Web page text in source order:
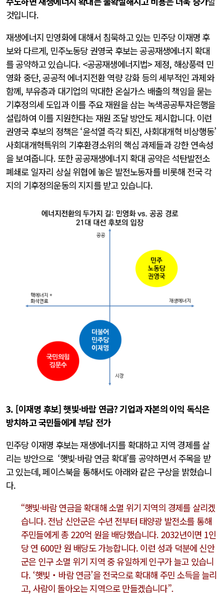
것입니다.
재생에너지 민영화에 대해서 침묵하고 있는 민주당 이재명 후
보와 다르게, 민주노동당 권영국 후보는 공공재생에너지 확대
를 공약하고 있습니다. <공공재생에너지법> 제정, 해상풍력 민
영화 중단, 공공적 에너지전환 역량 강화 등의 세부적인 과제와
함께, 부유층과 대기업의 막대한 온실가스 배출의 책임을 묻는
기후정의세 도입과 이를 주요 재원을 삼는 녹색공공투자은행을
설립하여 이를 지원한다는 재원 조달 방안도 제시합니다. 이런
권영국 후보의 정책은 ‘윤석열 즉각 퇴진, 사회대개혁 비상행동’
사회대개혁특위의 기후환경소위의 핵심 과제들과 강한 연속성
을 보여줍니다. 또한 공공재생에너지 확대 공약은 석탄발전소
폐쇄로 일자리 상실 위협에 놓은 발전노동자를 비롯해 전국 각
지의 기후정의운동의 지지를 받고 있습니다.
3. [이재명 후보] 햇빛·바람 연금? 기업과 자본의 이익 독식은
방치하고 국민들에게 부담 전가
민주당 이재명 후보는 재생에너지를 확대하고 지역 경제를 살
리는 방안으로 ‘햇빛·바람 연금 확대’를 공약하면서 주목을 받
고 있는데, 페이스북을 통해서도 아래와 같은 구상을 밝혔습니
다.
“햇빛·바람 연금을 확대해 소멸 위기 지역의 경제를 살리겠
습니다. 전남 신안군은 수년 전부터 태양광 발전소를 통해
주민들에게 총 220억 원을 배당했습니다. 2032년이면 1인
당 연 600만 원 배당도 가능합니다. 이런 성과 덕분에 신안
군은 인구 소멸 위기 지역 중 유일하게 인구가 늘고 있습니
다. ‘햇빛‧바람 연금’을 전국으로 확대해 주민 소득을 늘리
고, 사람이 돌아오는 지역으로 만들겠습니다”.